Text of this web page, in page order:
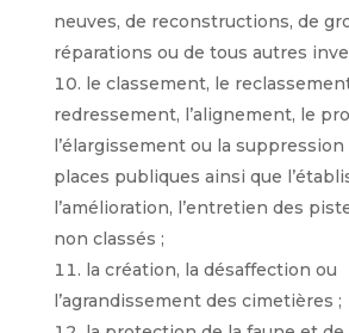
neuves, de reconstructions, de
réparations ou de tous autres
le classement, le
redressement, l’alignement, le
l’élargissement ou la
places publiques ainsi que
l’amélioration, l’entretien des
non classés ;
la création, la désaffection ou
l’agrandissement des cimetières ;